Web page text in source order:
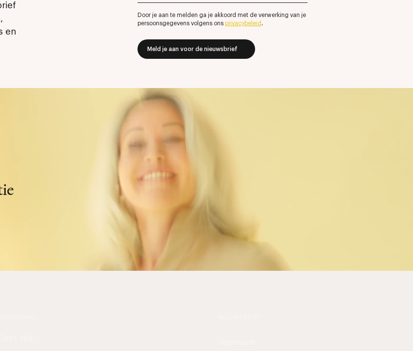
en
Door je aan te melden ga je akkoord met de verwerking van je
persoonsgegevens volgens ons privacybeleid .
Meld je aan voor de nieuwsbrief